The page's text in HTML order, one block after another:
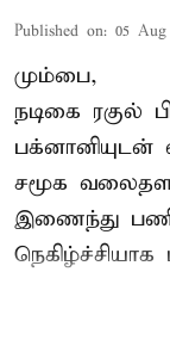
Published on: 05 Aug
மும்பை,
நடிகை ரகுல்
சமூக
இணைந்து
நெகிழ்ச்சியாக